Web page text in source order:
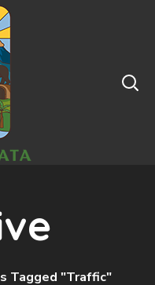
Tagged "traffic"